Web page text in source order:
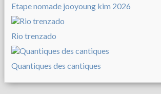
Etape nomade jooyoung kim 2026
Rio trenzado
Quantiques des cantiques